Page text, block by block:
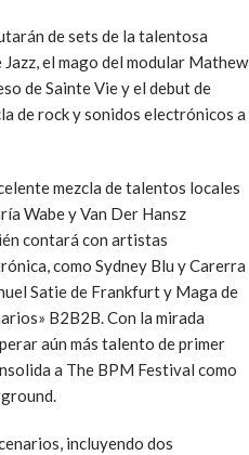
de sets de la talentosa
el mago del modular Mathew
de Sainte Vie y el debut de
de rock y sonidos electrónicos a
mezcla de talentos locales
Wabe y Van Der Hansz
contará con artistas
como Sydney Blu y Carerra
Satie de Frankfurt y Maga de
B2B2B. Con la mirada
aún más talento de primer
a The BPM Festival como
incluyendo dos